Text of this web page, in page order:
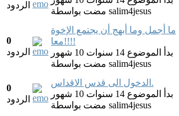
الردود
مضت salim4jesus
0
الردود
ما أجمل وما أبهج أن يجتمع الإخوة
معا!!!!
بدأ الموضوع 14 سنوات 10 شهور
مضت salim4jesus
0
الردود
الدخول الى قدس الاقداس.
بدأ الموضوع 14 سنوات 10 شهور
مضت salim4jesus